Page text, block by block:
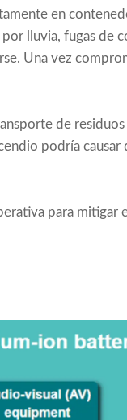
en
lluvia, fugas de
Una vez
de
podría
para mitigar